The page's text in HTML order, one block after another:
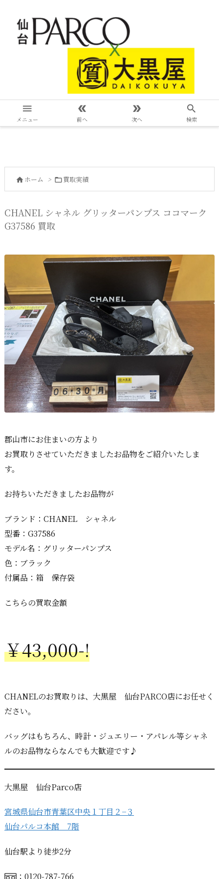

メニュー

前へ

次へ

検索
 ホーム > 買取実績
CHANEL シャネル グリッターパンプス ココマーク
G37586 買取
郡山市にお住まいの方より
お買取りさせていただきましたお品物をご紹介いたしま
す。
お持ちいただきましたお品物が
ブランド：CHANEL シャネル
型番：G37586
モデル名：グリッターパンプス
色：ブラック
付属品：箱 保存袋
こちらの買取金額
￥43,000-!
CHANELのお買取りは、大黒屋 仙台PARCO店にお任せく
ださい。
バッグはもちろん、時計・ジュエリー・アパレル等シャネ
ルのお品物ならなんでも大歓迎です♪
大黒屋 仙台Parco店
宮城県仙台市青葉区中央１丁目２−３
仙台パルコ本館 7階
仙台駅より徒歩2分
：0120-787-766